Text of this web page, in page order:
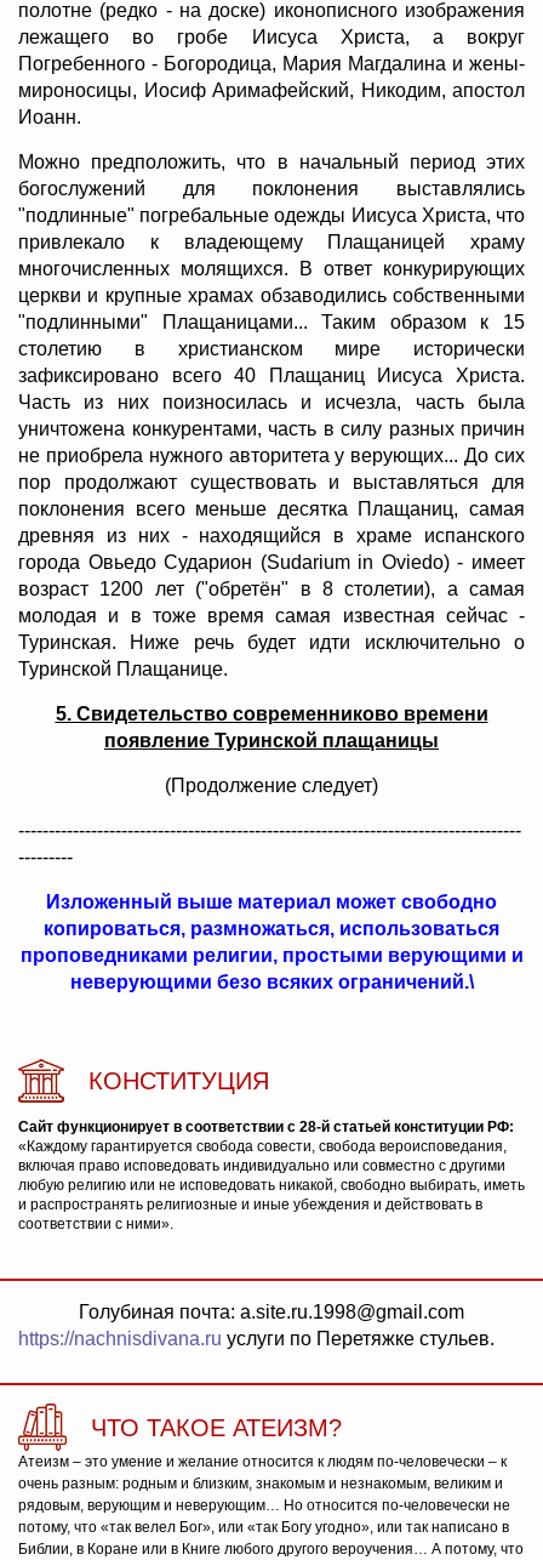
полотне (редко - на доске) иконописного изображения
лежащего во гробе Иисуса Христа, а вокруг
Погребенного - Богородица, Мария Магдалина и жены-
мироносицы, Иосиф Аримафейский, Никодим, апостол
Иоанн.
Можно предположить, что в начальный период этих
богослужений для поклонения выставлялись
"подлинные" погребальные одежды Иисуса Христа, что
привлекало к владеющему Плащаницей храму
многочисленных молящихся. В ответ конкурирующих
церкви и крупные храмах обзаводились собственными
"подлинными" Плащаницами... Таким образом к 15
столетию в христианском мире исторически
зафиксировано всего 40 Плащаниц Иисуса Христа.
Часть из них поизносилась и исчезла, часть была
уничтожена конкурентами, часть в силу разных причин
не приобрела нужного авторитета у верующих... До сих
пор продолжают существовать и выставляться для
поклонения всего меньше десятка Плащаниц, самая
древняя из них - находящийся в храме испанского
города Овьедо Сударион (Sudarium in Oviedo) - имеет
возраст 1200 лет ("обретён" в 8 столетии), а самая
молодая и в тоже время самая известная сейчас -
Туринская. Ниже речь будет идти исключительно о
Туринской Плащанице.
5. Свидетельство современниково времени
появление Туринской плащаницы
(Продолжение следует)
-----------------------------------------------------------------------------------
---------
Изложенный выше материал может свободно
копироваться, размножаться, использоваться
проповедниками религии, простыми верующими и
неверующими безо всяких ограничений.\
КОНСТИТУЦИЯ
Сайт функционирует в соответствии с 28-й статьей конституции РФ:
«Каждому гарантируется свобода совести, свобода вероисповедания,
включая право исповедовать индивидуально или совместно с другими
любую религию или не исповедовать никакой, свободно выбирать, иметь
и распространять религиозные и иные убеждения и действовать в
соответствии с ними».
Голубиная почта: a.site.ru.1998@gmail.com
https://nachnisdivana.ru услуги по Перетяжке стульев.
ЧТО ТАКОЕ АТЕИЗМ?
Атеизм – это умение и желание относится к людям по-человечески – к
очень разным: родным и близким, знакомым и незнакомым, великим и
рядовым, верующим и неверующим… Но относится по-человечески не
потому, что «так велел Бог», или «так Богу угодно», или так написано в
Библии, в Коране или в Книге любого другого вероучения… А потому, что